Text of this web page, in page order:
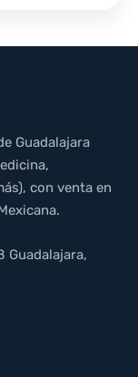
Guadalajara
con venta en
Guadalajara,